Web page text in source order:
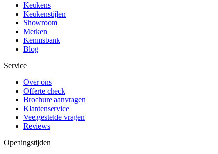
Keukens
Keukenstijlen
Showroom
Merken
Kennisbank
Blog
Service
Over ons
Offerte check
Brochure aanvragen
Klantenservice
Veelgestelde vragen
Reviews
Openingstijden